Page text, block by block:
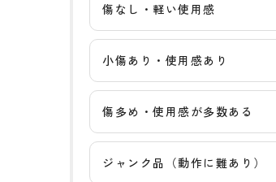
傷なし・軽い使用感
小傷あり・使用感あり
傷多め・使用感が多数ある
ジャンク品（動作に難あり）